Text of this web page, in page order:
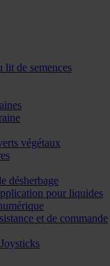
lit de semences
végétaux
désherbage
pour liquides
et de commande